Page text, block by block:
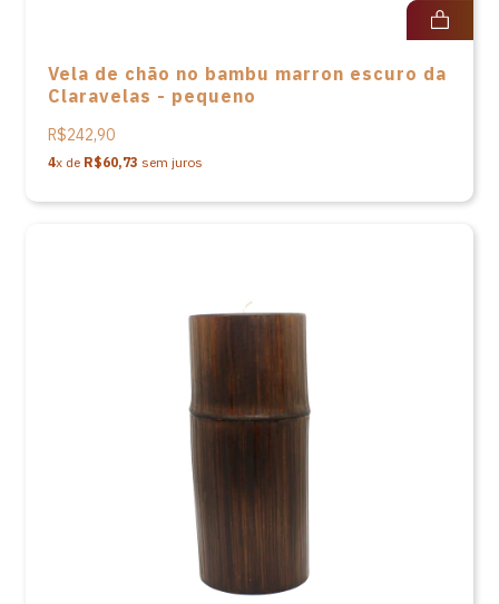
Vela de chão no bambu marron escuro da
Claravelas - pequeno
R$242,90
4x de R$60,73 sem juros